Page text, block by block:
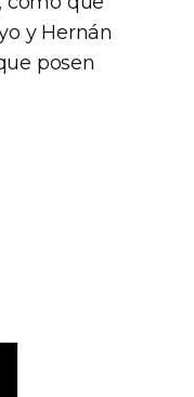
y Hernán
posen